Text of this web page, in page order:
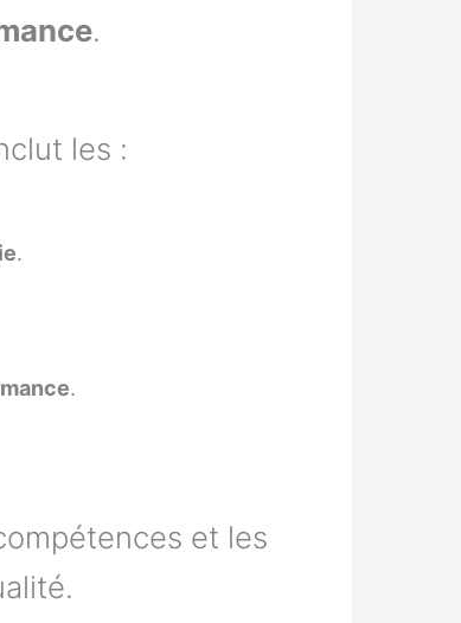
.
les :
.
.
et les